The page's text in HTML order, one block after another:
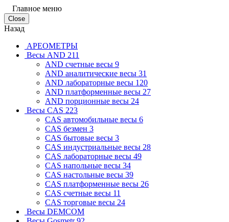
Главное меню
Close
Назад
АРЕОМЕТРЫ
Весы AND 211
AND cчетные весы 9
AND аналитические весы 31
AND лабораторные весы 120
AND платформенные весы 27
AND порционные весы 24
Весы CAS 223
CAS автомобильные весы 6
CAS безмен 3
CAS бытовые весы 3
CAS индустриальные весы 28
CAS лабораторные весы 49
CAS напольные весы 34
CAS настольные весы 39
CAS платформенные весы 26
CAS счетные весы 11
CAS торговые весы 24
Весы DEMCOM